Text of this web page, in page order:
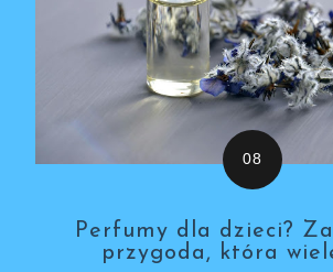
Perfumy dla dzieci?
przygoda, która